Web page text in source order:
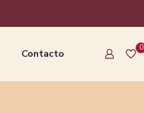
Contacto 0